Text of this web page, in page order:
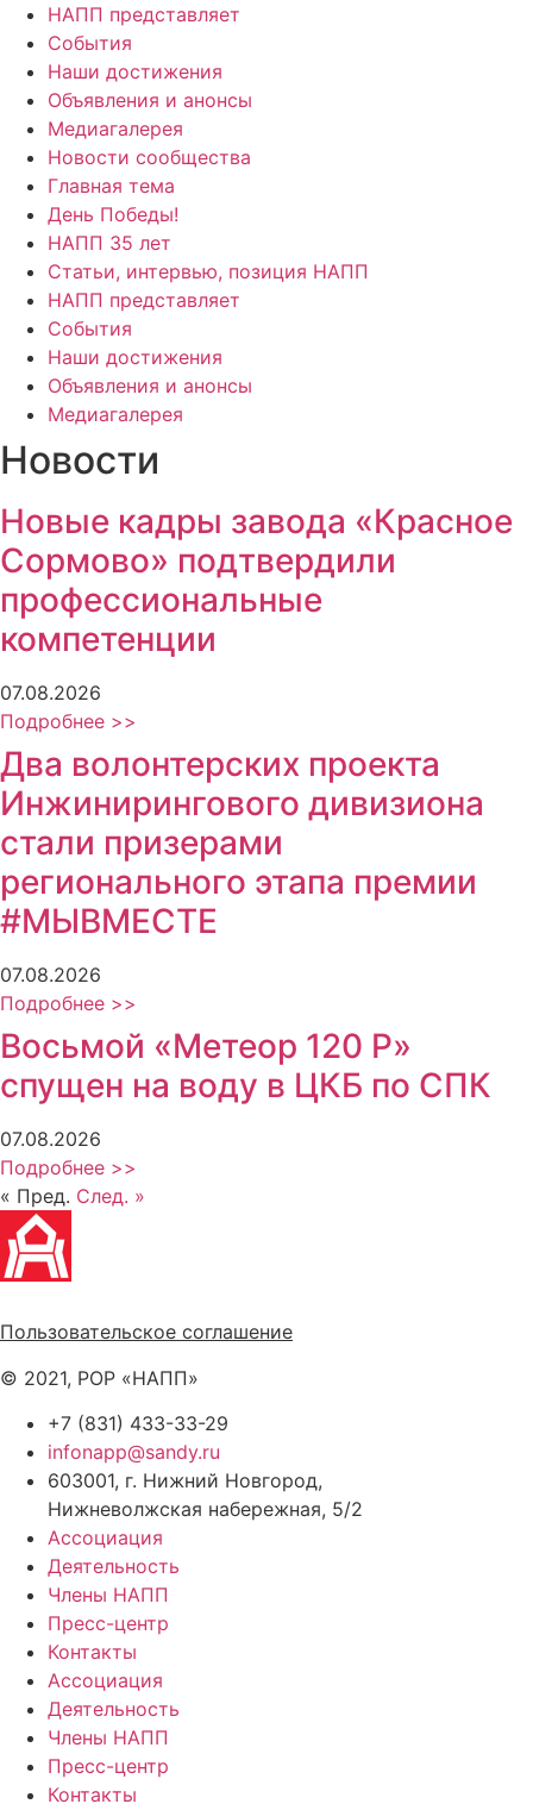
НАПП представляет
События
Наши достижения
Объявления и анонсы
Медиагалерея
Новости сообщества
Главная тема
День Победы!
НАПП 35 лет
Статьи, интервью, позиция НАПП
НАПП представляет
События
Наши достижения
Объявления и анонсы
Медиагалерея
Новости
Новые кадры завода «Красное
Сормово» подтвердили
профессиональные
компетенции
07.08.2026
Подробнее >>
Два волонтерских проекта
Инжинирингового дивизиона
стали призерами
регионального этапа премии
#МЫВМЕСТЕ
07.08.2026
Подробнее >>
Восьмой «Метеор 120 Р»
спущен на воду в ЦКБ по СПК
07.08.2026
Подробнее >>
« Пред. След. »
Пользовательское соглашение
© 2021, РОР «НАПП»
+7 (831) 433-33-29
infonapp@sandy.ru
603001, г. Нижний Новгород,
Нижневолжская набережная, 5/2
Ассоциация
Деятельность
Члены НАПП
Пресс-центр
Контакты
Ассоциация
Деятельность
Члены НАПП
Пресс-центр
Контакты